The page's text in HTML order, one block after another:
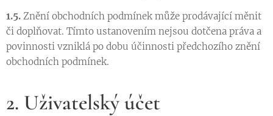
1.5. Znění obchodních podmínek může prodávající měnit
či doplňovat. Tímto ustanovením nejsou dotčena práva a
povinnosti vzniklá po dobu účinnosti předchozího znění
obchodních podmínek.
2. Uživatelský účet